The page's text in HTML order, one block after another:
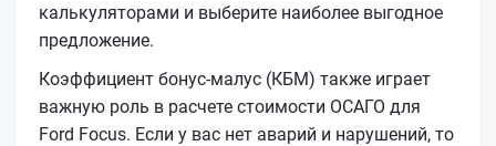
калькуляторами и выберите наиболее выгодное
предложение.
Коэффициент бонус-малус (КБМ) также играет
важную роль в расчете стоимости ОСАГО для
Ford Focus. Если у вас нет аварий и нарушений, то